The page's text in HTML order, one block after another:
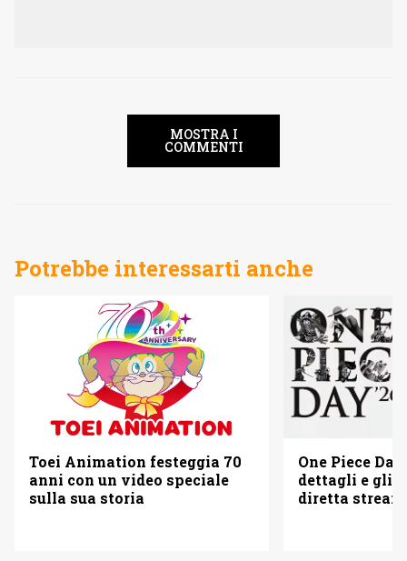
MOSTRA I
COMMENTI
Potrebbe interessarti anche
Toei Animation festeggia 70
anni con un video speciale
sulla sua storia
One Piece
dettagli e gli
diretta